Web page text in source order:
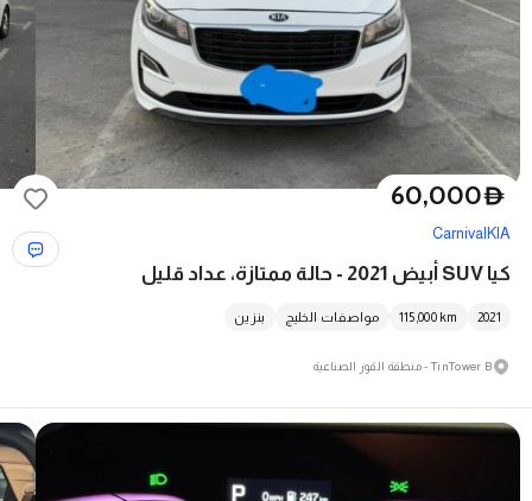
D
60,000
KIA
Carnival
كيا SUV أبيض 2021 - حالة ممتازة، عداد قليل
2021
115,000 km مواصفات الخليج بنزين
TinTower B - منطقة القوز الصناعية